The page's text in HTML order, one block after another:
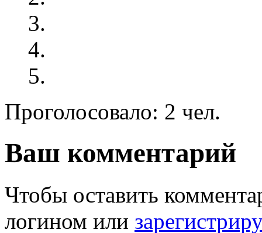
Проголосовало: 2 чел.
Ваш комментарий
Чтобы оставить
логином или